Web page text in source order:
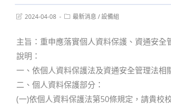
Post2024-04-08
Post最新消息 / 設備組
主旨：重申應落實個人資料保護、資通安全
說明：
一、依個人資料保護法及資通安全管理法相
二、個人資料保護部分：
(一)依個人資料保護法第50條規定，請貴校